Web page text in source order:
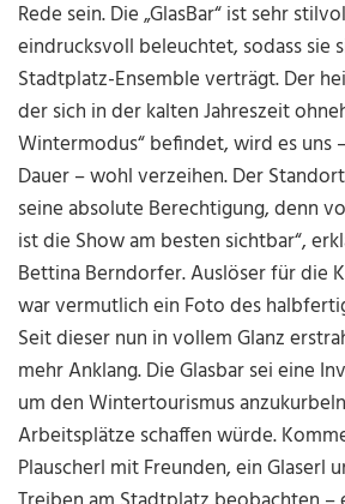
Rede sein. Die „GlasBar“ ist sehr
eindrucksvoll beleuchtet, sodass sie
Stadtplatz-Ensemble verträgt. Der
der sich in der kalten Jahreszeit
Wintermodus“ befindet, wird es uns
Dauer – wohl verzeihen. Der
seine absolute Berechtigung, denn
ist die Show am besten sichtbar“,
Bettina Berndorfer. Auslöser für die
war vermutlich ein Foto des
Seit dieser nun in vollem Glanz
mehr Anklang. Die Glasbar sei eine
um den Wintertourismus
Arbeitsplätze schaffen würde.
Plauscherl mit Freunden, ein Glaserl